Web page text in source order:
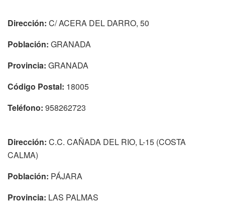
Dirección: C/ ACERA DEL DARRO, 50
Población: GRANADA
Provincia: GRANADA
Código Postal: 18005
Teléfono: 958262723
Dirección: C.C. CAÑADA DEL RIO, L-15 (COSTA
CALMA)
Población: PÁJARA
Provincia: LAS PALMAS